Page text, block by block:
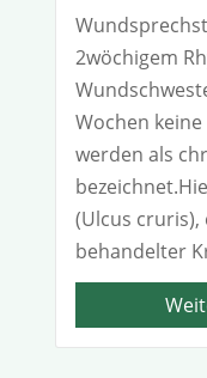
2wöchigem
Wochen
werden als
(Ulcus cruris),
behandelter